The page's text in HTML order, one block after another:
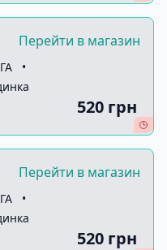
Перейти в магазин
•
520 грн
Перейти в магазин
•
520 грн